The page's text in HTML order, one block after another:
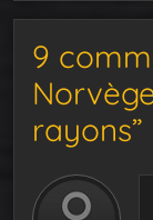
9
rayons”